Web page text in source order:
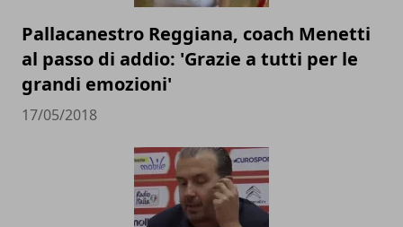
Pallacanestro Reggiana, coach Menetti
al passo di addio: 'Grazie a tutti per le
grandi emozioni'
17/05/2018